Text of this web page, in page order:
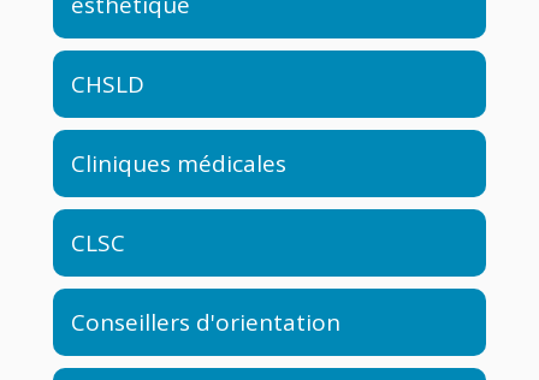
CHSLD
Cliniques médicales
CLSC
Conseillers d'orientation